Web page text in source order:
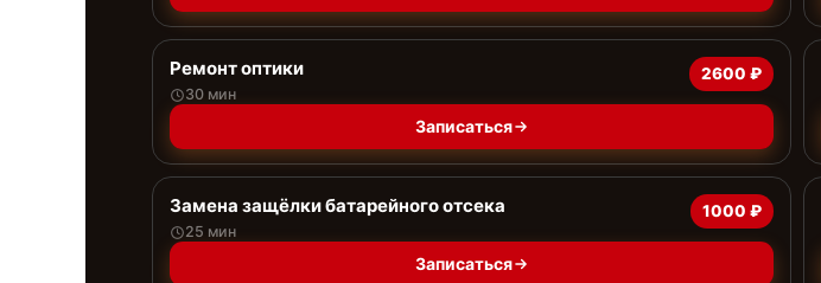
Ремонт оптики
30 мин
2600 ₽
Записаться
Замена защёлки батарейного отсека
25 мин
1000 ₽
Записаться